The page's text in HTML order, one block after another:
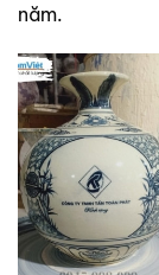
năm.